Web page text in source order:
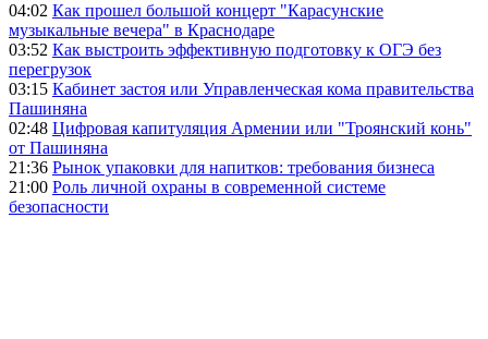
04:02 Как прошел большой концерт "Карасунские
музыкальные вечера" в Краснодаре
03:52 Как выстроить эффективную подготовку к ОГЭ без
перегрузок
03:15 Кабинет застоя или Управленческая кома правительства
Пашиняна
02:48 Цифровая капитуляция Армении или "Троянский конь"
от Пашиняна
21:36 Рынок упаковки для напитков: требования бизнеса
21:00 Роль личной охраны в современной системе
безопасности